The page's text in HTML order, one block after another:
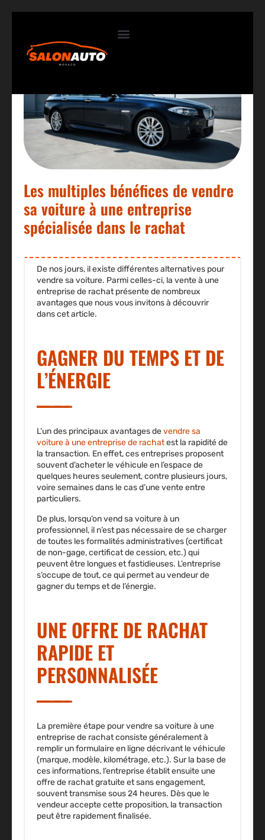
Les multiples bénéfices de vendre
sa voiture à une entreprise
spécialisée dans le rachat
De nos jours, il existe différentes alternatives pour
vendre sa voiture. Parmi celles-ci, la vente à une
entreprise de rachat présente de nombreux
avantages que nous vous invitons à découvrir
dans cet article.
GAGNER DU TEMPS ET DE
L’ÉNERGIE
L’un des principaux avantages devendre sa
voiture à une entreprise de rachatestla rapidité de
la transaction. En effet, ces entreprises proposent
souvent d’acheter le véhicule en l’espace de
quelques heures seulement, contre plusieurs jours,
voire semaines dans le cas d’une vente entre
particuliers.
De plus, lorsqu’on vend sa voiture à un
professionnel, il n’est pas nécessaire de se charger
de toutes les formalités administratives (certificat
de non-gage, certificat de cession, etc.) qui
peuvent être longues et fastidieuses. L’entreprise
s’occupe de tout, ce qui permet au vendeur de
gagner du temps et de l’énergie.
UNE OFFRE DE RACHAT
RAPIDE ET
PERSONNALISÉE
La première étape pour vendre sa voiture à une
entreprise de rachat consiste généralement à
remplir un formulaire en ligne décrivant le véhicule
(marque, modèle, kilométrage, etc.). Sur la base de
ces informations, l’entreprise établit ensuite une
offre de rachat gratuite et sans engagement,
souvent transmise sous 24 heures. Dès que le
vendeur accepte cette proposition, la transaction
peut être rapidement finalisée.